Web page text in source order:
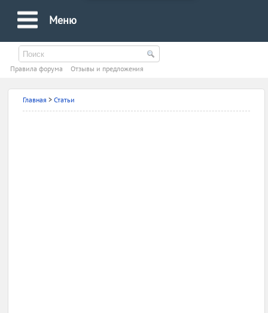
Меню
Правила форума Oтзывы и предложения
Главная>Статьи